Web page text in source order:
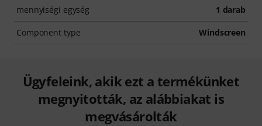
mennyiségi egység 1 darab
Component type Windscreen
Ügyfeleink, akik ezt a termékünket
megnyitották, az alábbiakat is
megvásárolták